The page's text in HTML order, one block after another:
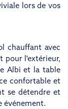
lors de vos
chauffant avec
pour l'extérieur,
Albi et la table
confortable et
se détendre et
événement.